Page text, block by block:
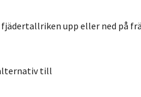
upp eller ned på
till